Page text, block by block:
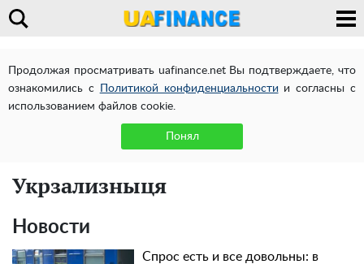
Продолжая просматривать uafinance.net Вы подтверждаете, что
ознакомились с
Политикой конфиденциальности и согласны с
использованием файлов cookie.
Понял
Укрзализныця
Новости
Спрос есть и все довольны: в